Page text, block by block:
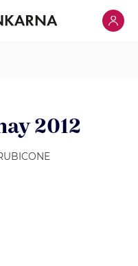
Klicka
2012